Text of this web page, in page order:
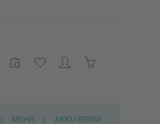
MEHR AKKU REPARATUR